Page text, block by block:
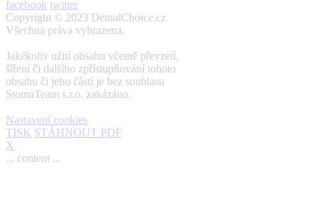
facebook twitter
Copyright © 2023 DentalChoice.cz
Všechna práva vyhrazena.
Jakékoliv užití obsahu včetně převzetí,
šíření či dalšího zpřístupňování tohoto
obsahu či jeho částí je bez souhlasu
StomaTeam s.r.o. zakázáno.
Nastavení cookies
TISK STÁHNOUT PDF
X
... content ...